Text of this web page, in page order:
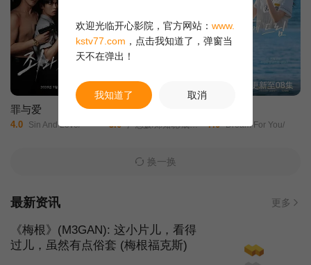
全10集
罪与爱
4.0 Sin And Love/
谤法
3.0 严志媛/郑知晓/成东日/赵敏修/丁文晟/金敏载/崔秉默/金仁权/高圭弼/
更新至08集
7.0 Dream For You/
换一换
最新资讯 更多
《梅根》(M3GAN): 这小片儿，看得
过儿，虽然有点俗套 (梅根福克斯)
欢迎光临开心影院，官方网站： www.
kstv77.com ，点击我知道了，弹窗当
天不在弹出！
我知道了 取消